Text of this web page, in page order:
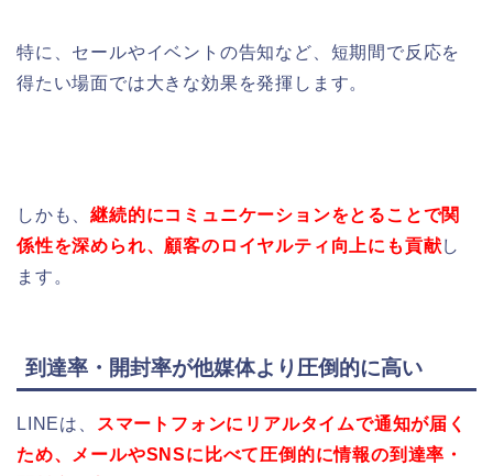
特に、セールやイベントの告知など、短期間で反応を
得たい場面では大きな効果を発揮します。
しかも、継続的にコミュニケーションをとることで関
係性を深められ、顧客のロイヤルティ向上にも貢献し
ます。
到達率・開封率が他媒体より圧倒的に高い
LINEは、
スマートフォンにリアルタイムで通知が届く
ため、メールやSNSに比べて圧倒的に情報の到達率・